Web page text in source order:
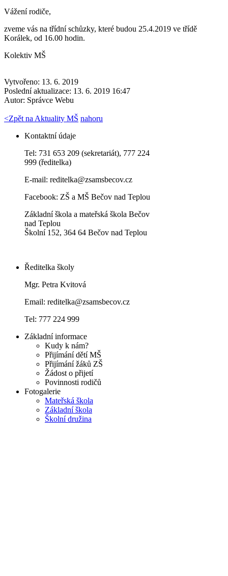
Vážení rodiče,
zveme vás na třídní schůzky, které budou 25.4.2019 ve třídě
Korálek, od 16.00 hodin.
Kolektiv MŠ
Vytvořeno: 13. 6. 2019
Poslední aktualizace: 13. 6. 2019 16:47
Autor: Správce Webu
<Zpět na Aktuality MŠ nahoru
Kontaktní údaje
Tel: 731 653 209 (sekretariát), 777 224
999 (ředitelka)
E-mail: reditelka@zsamsbecov.cz
Facebook: ZŠ a MŠ Bečov nad Teplou
Základní škola a mateřská škola Bečov
nad Teplou
Školní 152, 364 64 Bečov nad Teplou
Ředitelka školy
Mgr. Petra Kvitová
Email: reditelka@zsamsbecov.cz
Tel: 777 224 999
Základní informace
Kudy k nám?
Přijímání dětí MŠ
Přijímání žáků ZŠ
Žádost o přijetí
Povinnosti rodičů
Fotogalerie
Mateřská škola
Základní škola
Školní družina